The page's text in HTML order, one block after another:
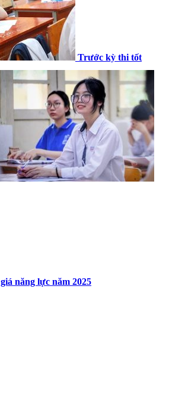
Trước kỳ thi tốt
năng lực năm 2025